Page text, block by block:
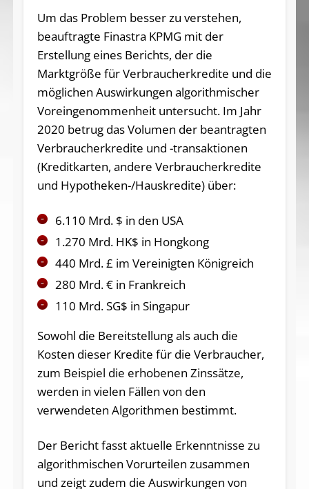
Um das Problem besser zu verstehen,
beauftragte Finastra KPMG mit der
Erstellung eines Berichts, der die
Marktgröße für Verbraucherkredite und die
möglichen Auswirkungen algorithmischer
Voreingenommenheit untersucht. Im Jahr
2020 betrug das Volumen der beantragten
Verbraucherkredite und -transaktionen
(Kreditkarten, andere Verbraucherkredite
und Hypotheken-/Hauskredite) über:
6.110 Mrd. $ in den USA
1.270 Mrd. HK$ in Hongkong
440 Mrd. £ im Vereinigten Königreich
280 Mrd. € in Frankreich
110 Mrd. SG$ in Singapur
Sowohl die Bereitstellung als auch die
Kosten dieser Kredite für die Verbraucher,
zum Beispiel die erhobenen Zinssätze,
werden in vielen Fällen von den
verwendeten Algorithmen bestimmt.
Der Bericht fasst aktuelle Erkenntnisse zu
algorithmischen Vorurteilen zusammen
und zeigt zudem die Auswirkungen von